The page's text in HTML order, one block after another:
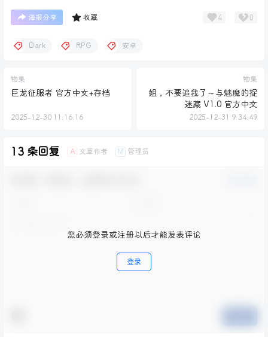
海报分享 收藏 4 0
Dark RPG 安卓
物集
巨龙征服者 官方中文+存档
2025-12-30 11:16:16
物集
姐，不要追我了～与魅魔的捉
迷藏 V1.0 官方中文
2025-12-31 9:34:49
13 条回复 A 文章作者 M 管理员
您必须登录或注册以后才能发表评论
登录